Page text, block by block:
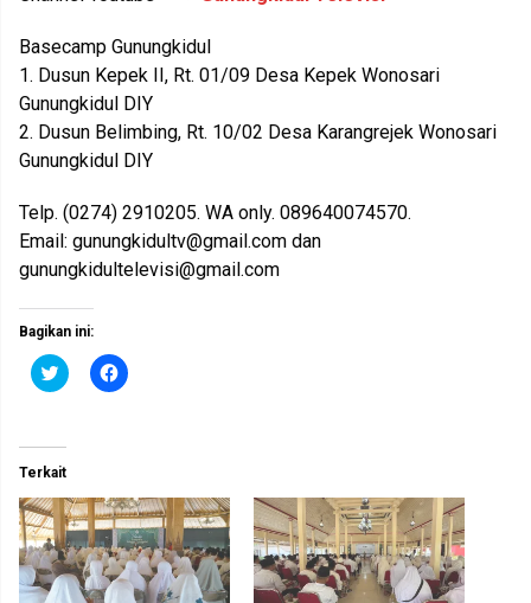
Basecamp Gunungkidul
1. Dusun Kepek II, Rt. 01/09 Desa Kepek Wonosari
Gunungkidul DIY
2. Dusun Belimbing, Rt. 10/02 Desa Karangrejek Wonosari
Gunungkidul DIY
Telp. (0274) 2910205. WA only. 089640074570.
Email: gunungkidultv@gmail.com dan
gunungkidultelevisi@gmail.com
Bagikan ini:
K
l
n
t
u
k
b
e
r
b
a
g
K
l
k
m
e
m
b
a
g
Terkait